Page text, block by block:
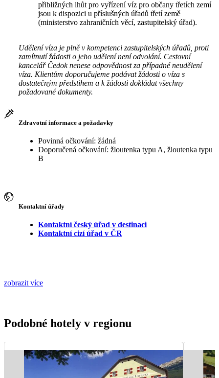
přibližných lhůt pro vyřízení víz pro občany třetích zemí
jsou k dispozici u příslušných úřadů třetí země
(ministerstvo zahraničních věcí, zastupitelský úřad).
Udělení víza je plně v kompetenci zastupitelských úřadů, proti
zamítnutí žádosti o jeho udělení není odvolání. Cestovní
kancelář Čedok nenese odpovědnost za případné neudělení
víza. Klientům doporučujeme podávat žádosti o víza s
dostatečným předstihem a k žádosti dokládat všechny
požadované dokumenty.
Zdravotní informace a požadavky
Povinná očkování: žádná
Doporučená očkování: žloutenka typu A, žloutenka typu
B
Kontaktní úřady
Kontaktní český úřad v destinaci
Kontaktní cizí úřad v ČR
zobrazit více
Podobné hotely v regionu